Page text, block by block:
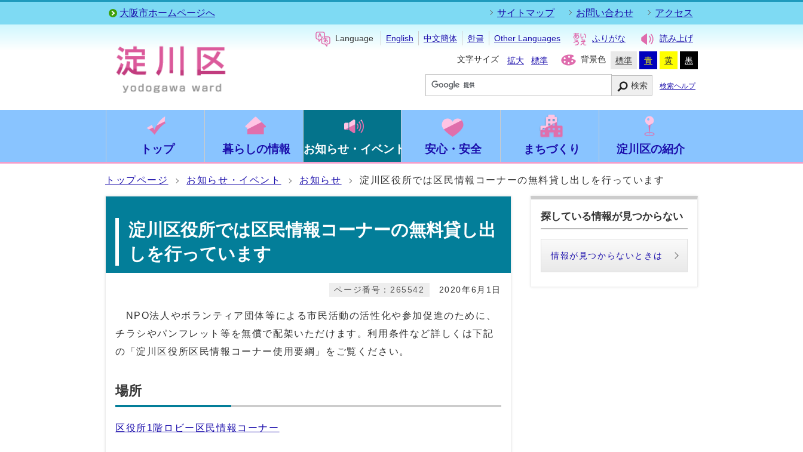
大阪市ホームページへ サイトマップ お問い合わせ アクセス
Language English 中文簡体 한글 Other Languages ふりがな 読み上げ
文字サイズ 拡大 標準 背景色 標準 青 黄 黒
検索 検索ヘルプ
トップ 暮らしの情報 お知らせ・イベント 安心・安全 まちづくり 淀川区の紹介
トップページ お知らせ・イベント お知らせ 淀川区役所では区民情報コーナーの無料貸し出しを行っています
淀川区役所では区民情報コーナーの無料貸し出
しを行っています
2020年6月1日
ページ番号：265542
NPO法人やボランティア団体等による市民活動の活性化や参加促進のために、
チラシやパンフレット等を無償で配架いただけます。利用条件など詳しくは下記
の「淀川区役所区民情報コーナー使用要綱」をご覧ください。
場所
区役所1階ロビー区民情報コーナー
探している情報が見つからない
情報が見つからないときは